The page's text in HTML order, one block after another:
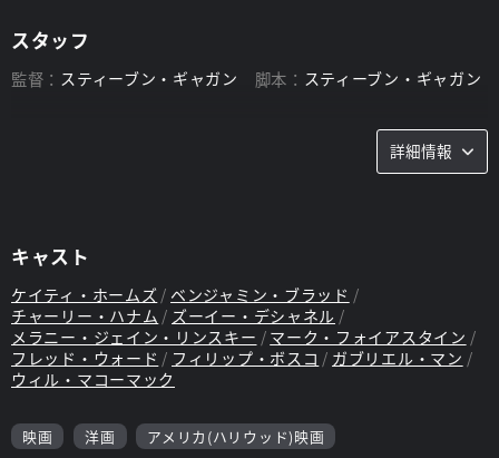
スタッフ
監督： スティーブン・ギャガン 脚本： スティーブン・ギャガン
詳細情報
キャスト
ケイティ・ホームズ
ベンジャミン・ブラッド
チャーリー・ハナム
ズーイー・デシャネル
メラニー・ジェイン・リンスキー
マーク・フォイアスタイン
フレッド・ウォード
フィリップ・ボスコ
ガブリエル・マン
ウィル・マコーマック
映画 洋画
アメリカ(ハリウッド)映画